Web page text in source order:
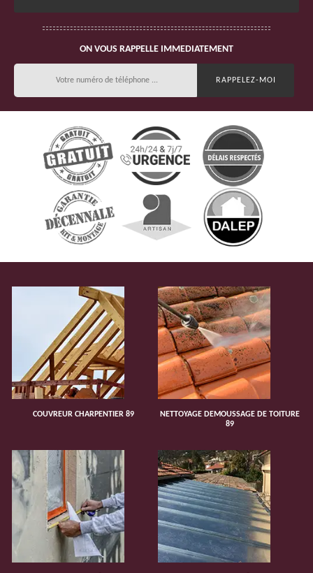
ON VOUS RAPPELLE IMMEDIATEMENT
COUVREUR CHARPENTIER 89
NETTOYAGE DEMOUSSAGE DE TOITURE
89